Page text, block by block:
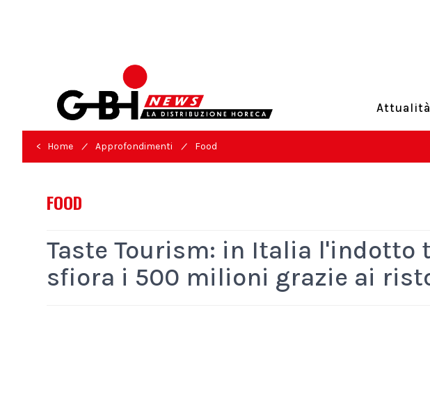
Attualità
< Home / Approfondimenti / Food
FOOD
Taste Tourism: in Italia l'indotto
sfiora i 500 milioni grazie ai